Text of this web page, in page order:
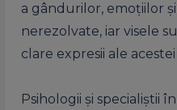
a gândurilor, emoțiilor
nerezolvate, iar visele
clare expresii ale
Psihologii și specialiștii